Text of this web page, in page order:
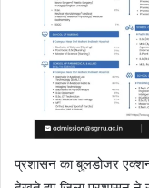
प्रशासन का बुलडोजर